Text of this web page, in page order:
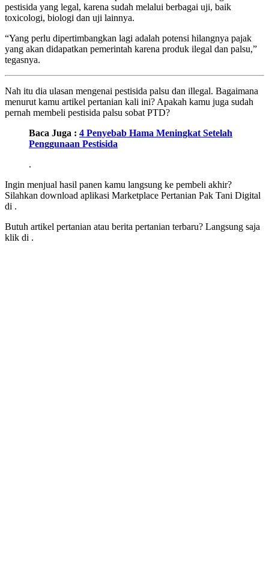
pestisida yang legal, karena sudah melalui berbagai uji, baik
toxicologi, biologi dan uji lainnya.
“Yang perlu dipertimbangkan lagi adalah potensi hilangnya pajak
yang akan didapatkan pemerintah karena produk ilegal dan palsu,”
tegasnya.
Nah itu dia ulasan mengenai pestisida palsu dan illegal. Bagaimana
menurut kamu artikel pertanian kali ini? Apakah kamu juga sudah
pernah membeli pestisida palsu sobat PTD?
Baca Juga : 4 Penyebab Hama Meningkat Setelah
Penggunaan Pestisida
.
Ingin menjual hasil panen kamu langsung ke pembeli akhir?
Silahkan download aplikasi Marketplace Pertanian Pak Tani Digital
di .
Butuh artikel pertanian atau berita pertanian terbaru? Langsung saja
klik di .